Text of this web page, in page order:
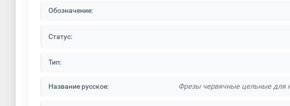
Обозначение:
Статус:
Тип:
Название русское: Фрезы червячные цельные для